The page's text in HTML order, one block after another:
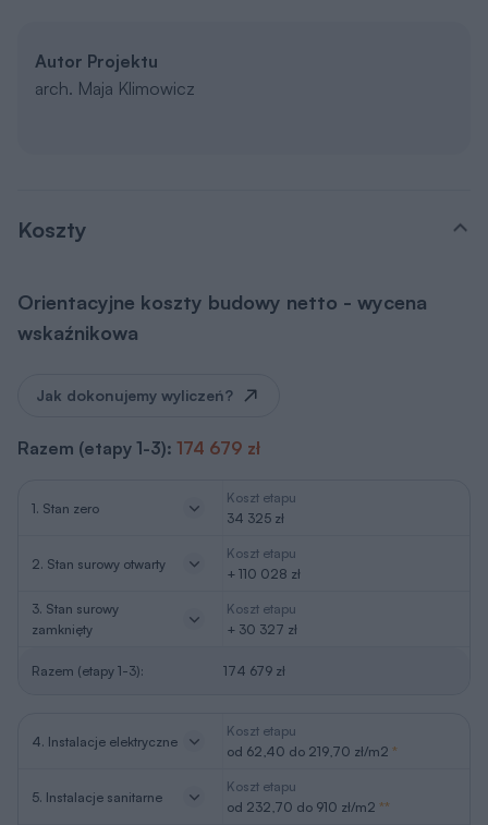
Autor Projektu
arch. Maja Klimowicz
Koszty
Orientacyjne koszty budowy netto - wycena
wskaźnikowa
Jak dokonujemy wyliczeń?
Razem (etapy 1-3): 174 679 zł
1. Stan zero
Koszt etapu
34 325 zł
2. Stan surowy otwarty
Koszt etapu
+ 110 028 zł
3. Stan surowy
zamknięty
Koszt etapu
+ 30 327 zł
Razem (etapy 1-3): 174 679 zł
4. Instalacje elektryczne
Koszt etapu
od 62,40 do 219,70 zł/m2 *
5. Instalacje sanitarne
Koszt etapu
od 232,70 do 910 zł/m2 **